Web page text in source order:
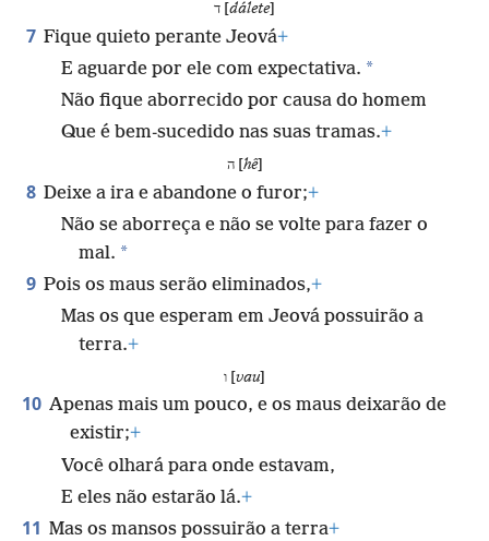
dálete]
7 Fique quieto perante Jeová+
E aguarde por ele com expectativa. *
Não fique aborrecido por causa do homem
Que é bem-sucedido nas suas tramas.+
ה [ hê]
8 Deixe a ira e abandone o furor;+
Não se aborreça e não se volte para fazer o
mal. *
9 Pois os maus serão eliminados,+
Mas os que esperam em Jeová possuirão a
terra.+
vau]
10 Apenas mais um pouco, e os maus deixarão de
existir;+
Você olhará para onde estavam,
E eles não estarão lá.+
11 Mas os mansos possuirão a terra+